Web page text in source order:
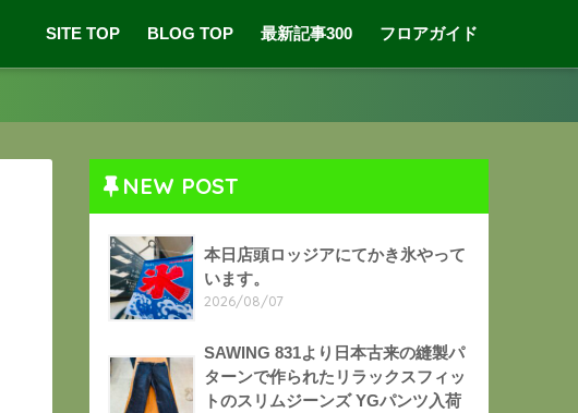
SITE TOP BLOG TOP 最新記事300 フロアガイド
NEW POST
本日店頭ロッジアにてかき氷やって
います。
2026/08/07
SAWING 831より日本古来の縫製パ
ターンで作られたリラックスフィッ
トのスリムジーンズ YGパンツ入荷